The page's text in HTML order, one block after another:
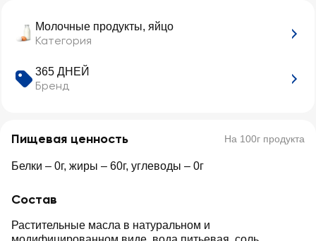
Молочные продукты, яйцо
Категория
365 ДНЕЙ
Бренд
Пищевая ценность На 100г продукта
Белки – 0г, жиры – 60г, углеводы – 0г
Состав
Растительные масла в натуральном и